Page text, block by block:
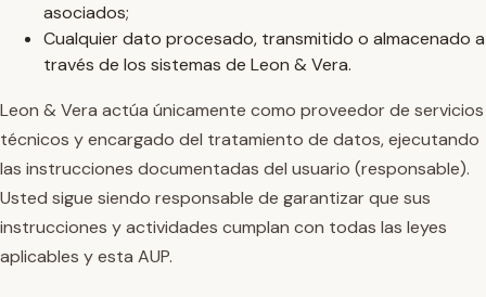
asociados;
Cualquier dato procesado, transmitido o almacenado a
través de los sistemas de Leon & Vera.
Leon & Vera actúa únicamente como proveedor de servicios
técnicos y encargado del tratamiento de datos, ejecutando
las instrucciones documentadas del usuario (responsable).
Usted sigue siendo responsable de garantizar que sus
instrucciones y actividades cumplan con todas las leyes
aplicables y esta AUP.